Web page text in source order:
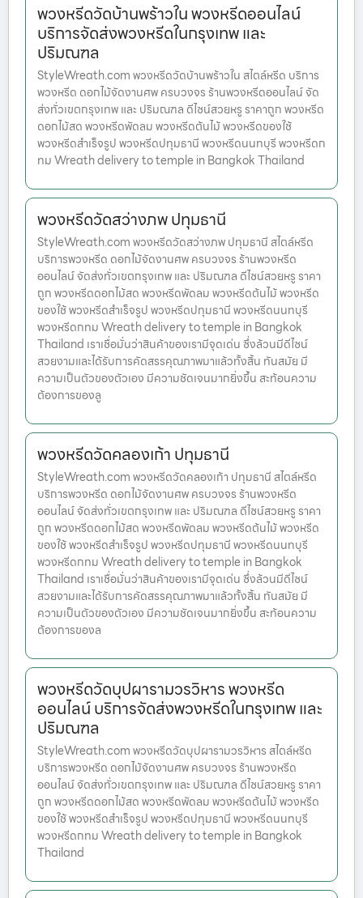
พวงหรีดวัดบ้านพร้าวใน พวงหรีดออนไลน์
บริการจัดส่งพวงหรีดในกรุงเทพ และ
ปริมณฑล
StyleWreath.com พวงหรีดวัดบ้านพร้าวใน สไตล์หรีด บริการ
พวงหรีด ดอกไม้จัดงานศพ ครบวงจร ร้านพวงหรีดออนไลน์ จัด
ส่งทั่วเขตกรุงเทพ และ ปริมณฑล ดีไซน์สวยหรู ราคาถูก พวงหรีด
ดอกไม้สด พวงหรีดพัดลม พวงหรีดต้นไม้ พวงหรีดของใช้
พวงหรีดสำเร็จรูป พวงหรีดปทุมธานี พวงหรีดนนทบุรี พวงหรีดก
ทม Wreath delivery to temple in Bangkok Thailand
พวงหรีดวัดสว่างภพ ปทุมธานี
StyleWreath.com พวงหรีดวัดสว่างภพ ปทุมธานี สไตล์หรีด
บริการพวงหรีด ดอกไม้จัดงานศพ ครบวงจร ร้านพวงหรีด
ออนไลน์ จัดส่งทั่วเขตกรุงเทพ และ ปริมณฑล ดีไซน์สวยหรู ราคา
ถูก พวงหรีดดอกไม้สด พวงหรีดพัดลม พวงหรีดต้นไม้ พวงหรีด
ของใช้ พวงหรีดสำเร็จรูป พวงหรีดปทุมธานี พวงหรีดนนทบุรี
พวงหรีดกทม Wreath delivery to temple in Bangkok
Thailand เราเชื่อมั่นว่าสินค้าของเรามีจุดเด่น ซึ่งล้วนมีดีไซน์
สวยงามและได้รับการคัดสรรคุณภาพมาแล้วทั้งสิ้น ทันสมัย มี
ความเป็นตัวของตัวเอง มีความชัดเจนมากยิ่งขึ้น สะท้อนความ
ต้องการของลู
พวงหรีดวัดคลองเก้า ปทุมธานี
StyleWreath.com พวงหรีดวัดคลองเก้า ปทุมธานี สไตล์หรีด
บริการพวงหรีด ดอกไม้จัดงานศพ ครบวงจร ร้านพวงหรีด
ออนไลน์ จัดส่งทั่วเขตกรุงเทพ และ ปริมณฑล ดีไซน์สวยหรู ราคา
ถูก พวงหรีดดอกไม้สด พวงหรีดพัดลม พวงหรีดต้นไม้ พวงหรีด
ของใช้ พวงหรีดสำเร็จรูป พวงหรีดปทุมธานี พวงหรีดนนทบุรี
พวงหรีดกทม Wreath delivery to temple in Bangkok
Thailand เราเชื่อมั่นว่าสินค้าของเรามีจุดเด่น ซึ่งล้วนมีดีไซน์
สวยงามและได้รับการคัดสรรคุณภาพมาแล้วทั้งสิ้น ทันสมัย มี
ความเป็นตัวของตัวเอง มีความชัดเจนมากยิ่งขึ้น สะท้อนความ
ต้องการของล
พวงหรีดวัดบุปผารามวรวิหาร พวงหรีด
ออนไลน์ บริการจัดส่งพวงหรีดในกรุงเทพ และ
ปริมณฑล
StyleWreath.com พวงหรีดวัดบุปผารามวรวิหาร สไตล์หรีด
บริการพวงหรีด ดอกไม้จัดงานศพ ครบวงจร ร้านพวงหรีด
ออนไลน์ จัดส่งทั่วเขตกรุงเทพ และ ปริมณฑล ดีไซน์สวยหรู ราคา
ถูก พวงหรีดดอกไม้สด พวงหรีดพัดลม พวงหรีดต้นไม้ พวงหรีด
ของใช้ พวงหรีดสำเร็จรูป พวงหรีดปทุมธานี พวงหรีดนนทบุรี
พวงหรีดกทม Wreath delivery to temple in Bangkok
Thailand